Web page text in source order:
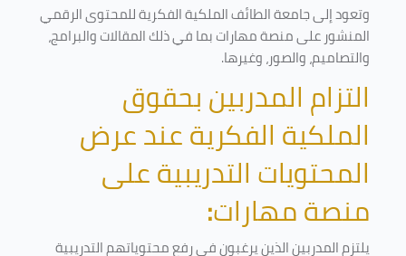
وتعود إلى جامعة الطائف الملكية الفكرية للمحتوى الرقمي
المنشور على منصة مهارات بما في ذلك المقالات والبرامج،
والتصاميم، والصور، وغيرها.
التزام المدربين بحقوق
الملكية الفكرية عند عرض
المحتويات التدريبية على
منصة مهارات:
يلتزم المدربين الذين يرغبون في رفع محتوياتهم التدريبية